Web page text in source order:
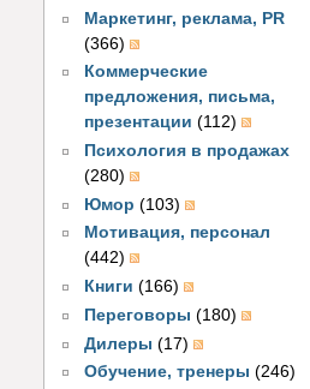
Маркетинг, реклама, PR
(366)
Коммерческие
предложения, письма,
презентации (112)
Психология в продажах
(280)
Юмор (103)
Мотивация, персонал
(442)
Книги (166)
Переговоры (180)
Дилеры (17)
Обучение, тренеры (246)